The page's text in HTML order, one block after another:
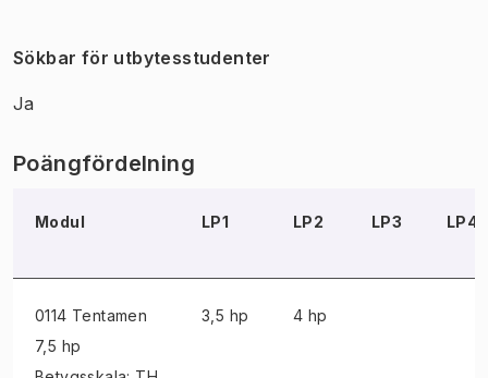
Sökbar för utbytesstudenter
Ja
Poängfördelning
Modul LP1 LP2 LP3 LP4
0114 Tentamen
7,5 hp
3,5 hp 4 hp